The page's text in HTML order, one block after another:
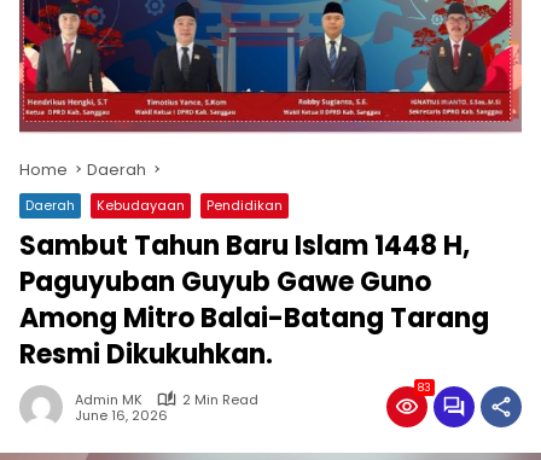
Home Daerah
Daerah Kebudayaan Pendidikan
Sambut Tahun Baru Islam 1448 H,
Paguyuban Guyub Gawe Guno
Among Mitro Balai-Batang Tarang
Resmi Dikukuhkan.
Admin MK
2 Min Read
June 16, 2026
83